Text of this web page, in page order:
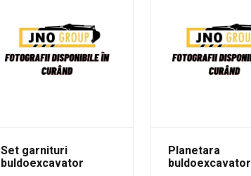
Set garnituri
buldoexcavator
Planetara
buldoexcavator